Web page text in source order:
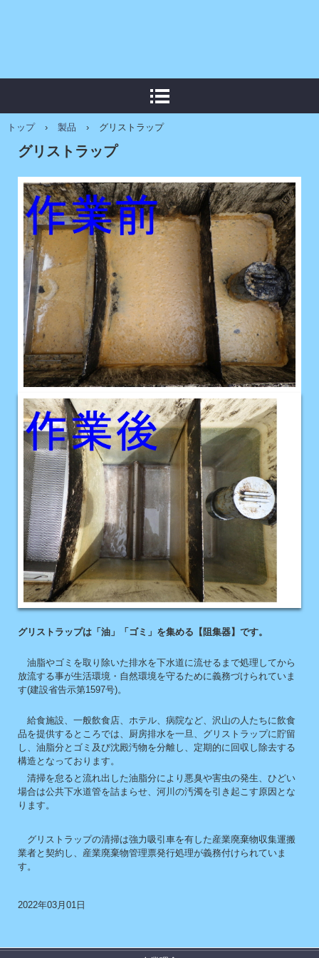
トップ › 製品 › グリストラップ
グリストラップ
グリストラップは「油」「ゴミ」を集める【阻集器】です。
油脂やゴミを取り除いた排水を下水道に流せるまで処理してから
放流する事が生活環境・自然環境を守るために義務づけられていま
す(建設省告示第1597号)。
給食施設、一般飲食店、ホテル、病院など、沢山の人たちに飲食
品を提供するところでは、厨房排水を一旦、グリストラップに貯留
し、油脂分とゴミ及び沈殿汚物を分離し、定期的に回収し除去する
構造となっております。
清掃を怠ると流れ出した油脂分により悪臭や害虫の発生、ひどい
場合は公共下水道管を詰まらせ、河川の汚濁を引き起こす原因とな
ります。
グリストラップの清掃は強力吸引車を有した産業廃棄物収集運搬
業者と契約し、産業廃棄物管理票発行処理が義務付けられていま
す。
2022年03月01日